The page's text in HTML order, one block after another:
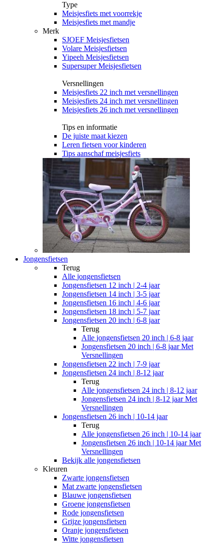
Type
Meisjesfiets met voorrekje
Meisjesfiets met mandje
Merk
SJOEF Meisjesfietsen
Volare Meisjesfietsen
Yipeeh Meisjesfietsen
Supersuper Meisjesfietsen
Versnellingen
Meisjesfiets 22 inch met versnellingen
Meisjesfiets 24 inch met versnellingen
Meisjesfiets 26 inch met versnellingen
Tips en informatie
De juiste maat kiezen
Leren fietsen voor kinderen
Tips aanschaf meisjesfiets
Jongensfietsen
Terug
Alle jongensfietsen
Jongensfietsen 12 inch | 2-4 jaar
Jongensfietsen 14 inch | 3-5 jaar
Jongensfietsen 16 inch | 4-6 jaar
Jongensfietsen 18 inch | 5-7 jaar
Jongensfietsen 20 inch | 6-8 jaar
Terug
Alle jongensfietsen 20 inch | 6-8 jaar
Jongensfietsen 20 inch | 6-8 jaar Met
Versnellingen
Jongensfietsen 22 inch | 7-9 jaar
Jongensfietsen 24 inch | 8-12 jaar
Terug
Alle jongensfietsen 24 inch | 8-12 jaar
Jongensfietsen 24 inch | 8-12 jaar Met
Versnellingen
Jongensfietsen 26 inch | 10-14 jaar
Terug
Alle jongensfietsen 26 inch | 10-14 jaar
Jongensfietsen 26 inch | 10-14 jaar Met
Versnellingen
Bekijk alle jongensfietsen
Kleuren
Zwarte jongensfietsen
Mat zwarte jongensfietsen
Blauwe jongensfietsen
Groene jongensfietsen
Rode jongensfietsen
Grijze jongensfietsen
Oranje jongensfietsen
Witte jongensfietsen